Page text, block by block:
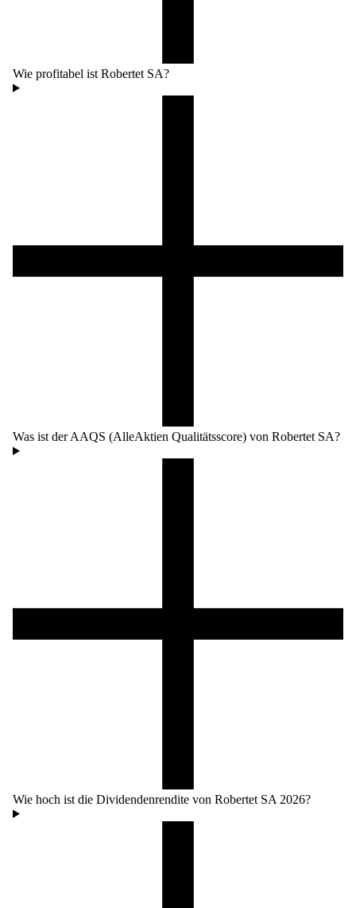
Wie profitabel ist Robertet SA?
Was ist der AAQS (AlleAktien Qualitätsscore) von Robertet SA?
Wie hoch ist die Dividendenrendite von Robertet SA 2026?